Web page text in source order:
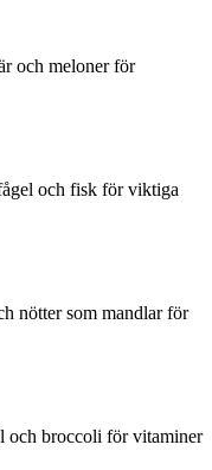
och meloner för
och fisk för viktiga
nötter som mandlar för
och broccoli för vitaminer